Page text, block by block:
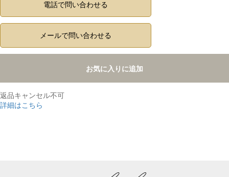
電話で問い合わせる
メールで問い合わせる
お気に入りに追加
返品キャンセル不可
詳細はこちら